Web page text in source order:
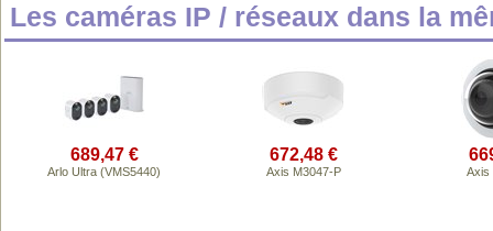
Les caméras IP / réseaux dans la
689,47 €
Arlo Ultra (VMS5440)
672,48 €
Axis M3047-P Axis